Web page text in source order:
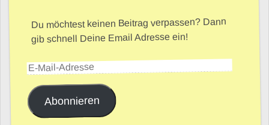
Du möchtest keinen Beitrag verpassen? Dann
gib schnell Deine Email Adresse ein!
E-Mail-Adresse
Abonnieren